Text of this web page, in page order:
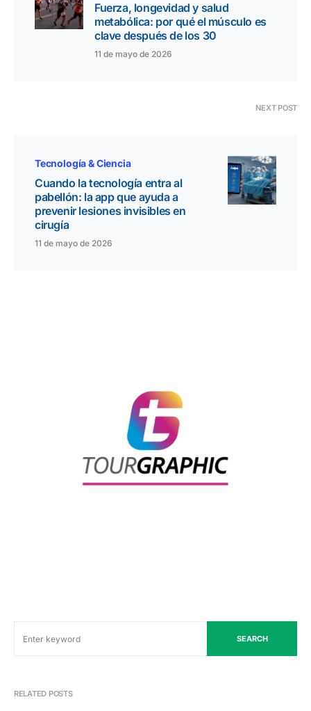
Fuerza, longevidad y salud
metabólica: por qué el músculo es
clave después de los 30
11 de mayo de 2026
NEXT POST
Tecnología & Ciencia
Cuando la tecnología entra al
pabellón: la app que ayuda a
prevenir lesiones invisibles en
cirugía
11 de mayo de 2026
SEARCH
RELATED POSTS